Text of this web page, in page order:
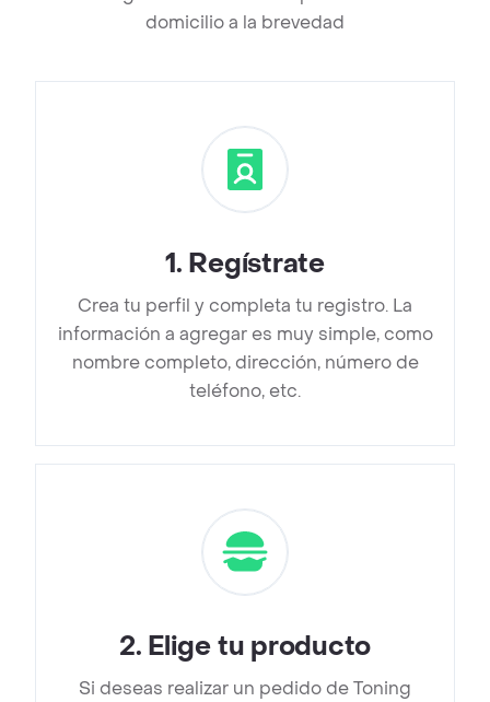
domicilio a la brevedad
1. Regístrate
Crea tu perfil y completa tu registro. La
información a agregar es muy simple, como
nombre completo, dirección, número de
teléfono, etc.
2. Elige tu producto
Si deseas realizar un pedido de Toning